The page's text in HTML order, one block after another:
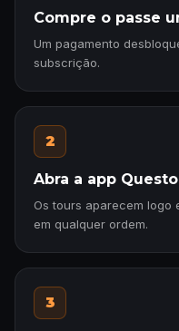
Compre o passe
Um pagamento
subscrição.
2
Abra a app Questo
Os tours aparecem logo
em qualquer ordem.
3